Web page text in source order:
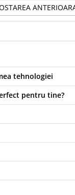
tehnologiei
pentru tine?